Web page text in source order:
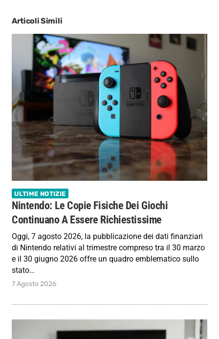
Articoli Simili
ULTIME NOTIZIE
Nintendo: Le Copie Fisiche Dei Giochi
Continuano A Essere Richiestissime
Oggi, 7 agosto 2026, la pubblicazione dei dati finanziari
di Nintendo relativi al trimestre compreso tra il 30 marzo
e il 30 giugno 2026 offre un quadro emblematico sullo
stato…
7 Agosto 2026